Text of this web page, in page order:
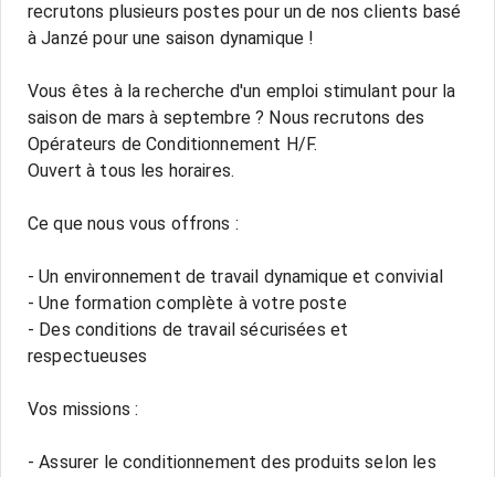
recrutons plusieurs postes pour un de nos clients basé
à Janzé pour une saison dynamique !
Vous êtes à la recherche d'un emploi stimulant pour la
saison de mars à septembre ? Nous recrutons des
Opérateurs de Conditionnement H/F.
Ouvert à tous les horaires.
Ce que nous vous offrons :
- Un environnement de travail dynamique et convivial
- Une formation complète à votre poste
- Des conditions de travail sécurisées et
respectueuses
Vos missions :
- Assurer le conditionnement des produits selon les